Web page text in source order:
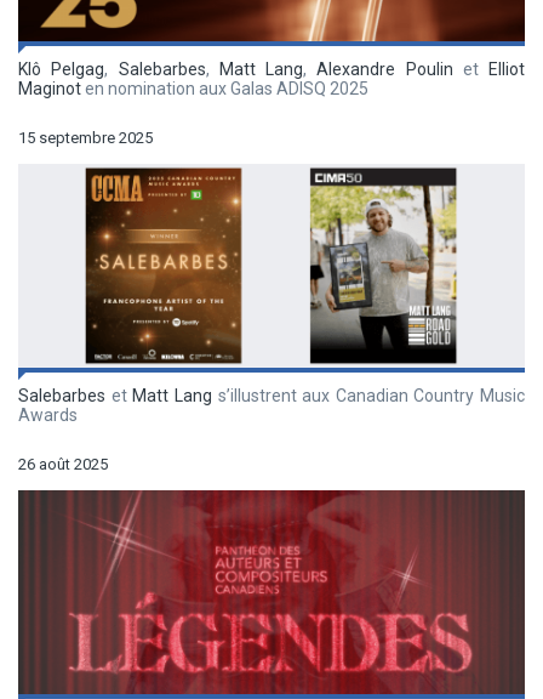
Klô Pelgag, Salebarbes, Matt Lang,Alexandre Poulin et Elliot
Maginoten nomination aux Galas ADISQ 2025
15 septembre 2025
Salebarbes et Matt Lang s’illustrent aux Canadian Country Music
Awards
26 août 2025